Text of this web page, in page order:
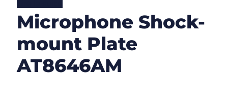
Microphone Shock-
mount Plate
AT8646AM